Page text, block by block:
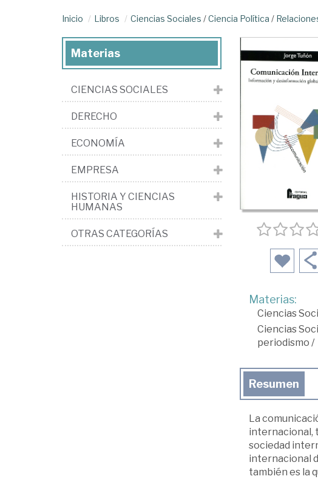
Inicio Libros Ciencias Sociales /Ciencia Política /
Materias:
Ciencias
Ciencias
periodismo /
Resumen
La
internacional,
sociedad
internacional
también es la
Materias
CIENCIAS SOCIALES
DERECHO
ECONOMÍA
EMPRESA
HISTORIA Y CIENCIAS
HUMANAS
OTRAS CATEGORÍAS